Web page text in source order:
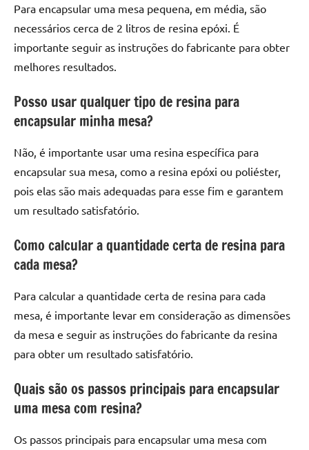
Para encapsular uma mesa pequena, em média, são
necessários cerca de 2 litros de resina epóxi. É
importante seguir as instruções do fabricante para obter
melhores resultados.
Posso usar qualquer tipo de resina para
encapsular minha mesa?
Não, é importante usar uma resina específica para
encapsular sua mesa, como a resina epóxi ou poliéster,
pois elas são mais adequadas para esse fim e garantem
um resultado satisfatório.
Como calcular a quantidade certa de resina para
cada mesa?
Para calcular a quantidade certa de resina para cada
mesa, é importante levar em consideração as dimensões
da mesa e seguir as instruções do fabricante da resina
para obter um resultado satisfatório.
Quais são os passos principais para encapsular
uma mesa com resina?
Os passos principais para encapsular uma mesa com